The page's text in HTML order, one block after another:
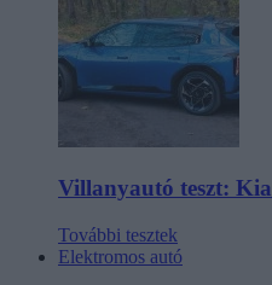
Villanyautó teszt:
További tesztek
Elektromos autó